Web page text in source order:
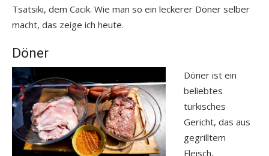
Tsatsiki, dem Cacik. Wie man so ein leckerer Döner selber
macht, das zeige ich heute.
Döner
Döner ist ein
beliebtes
türkisches
Gericht, das aus
gegrilltem
Fleisch,